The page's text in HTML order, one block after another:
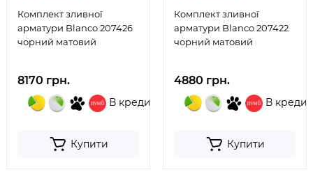
Комплект зливної
арматури Blanco 207426
чорний матовий
8170 грн.
В кредит
Купити
Комплект зливної
арматури Blanco 207422
чорний матовий
4880 грн.
В кредит
Купити